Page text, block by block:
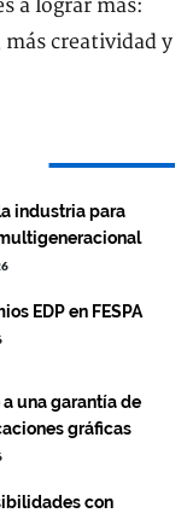
a lograr más:
creatividad y
industria para
EDP en FESPA
una garantía de
gráficas
con